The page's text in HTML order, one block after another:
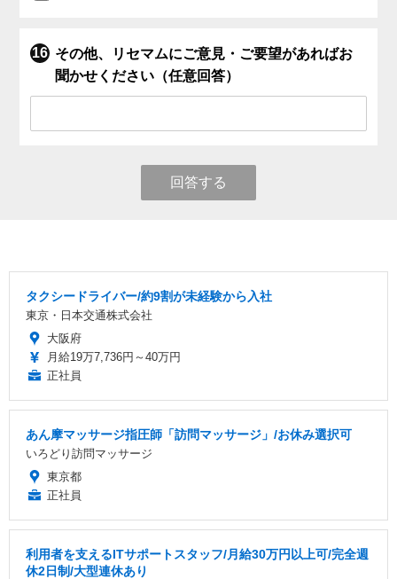
その他、リセマムにご意見・ご要望があればお
聞かせください（任意回答）
回答する
タクシードライバー/約9割が未経験から入社
東京・日本交通株式会社
大阪府
月給19万7,736円～40万円
正社員
あん摩マッサージ指圧師「訪問マッサージ」/お休み選択可
いろどり訪問マッサージ
東京都
正社員
利用者を支えるITサポートスタッフ/月給30万円以上可/完全週
休2日制/大型連休あり